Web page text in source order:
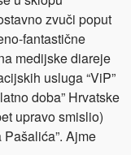
zvuči poput
fantastične
medijske diareje
usluga “ViP”
doba” Hrvatske
upravo smislio)
Ajme